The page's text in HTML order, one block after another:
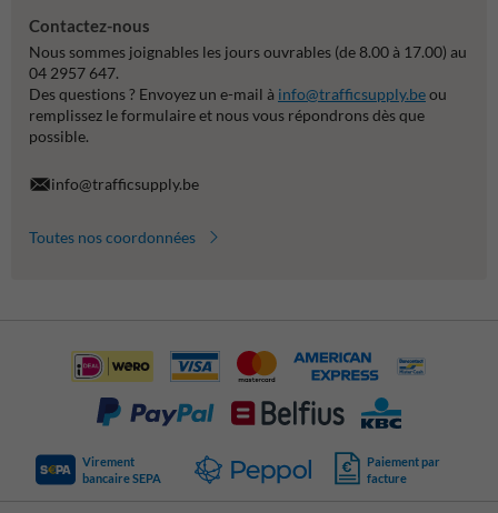
Contactez-nous
Nous sommes joignables les jours ouvrables (de 8.00 à 17.00) au
04 2957 647.
Des questions ? Envoyez un e-mail à info@trafficsupply.beou
remplissez le formulaire et nous vous répondrons dès que
possible.
info@trafficsupply.be
Toutes nos coordonnées
Virement
bancaire SEPA
Paiement par
facture